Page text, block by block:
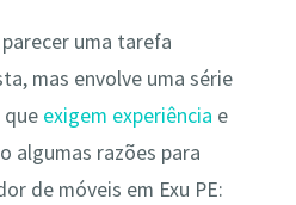
uma tarefa
mas envolve uma série
exigem experiência e
algumas razões para
de móveis em Exu PE: